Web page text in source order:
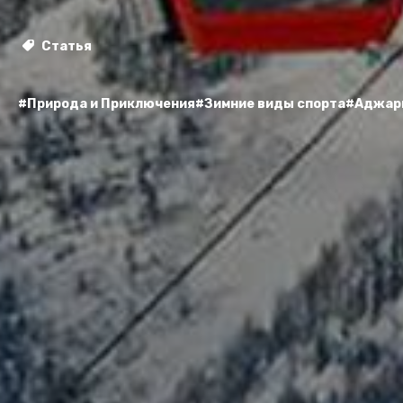
Статья
#Природа и Приключения#Зимние виды спорта